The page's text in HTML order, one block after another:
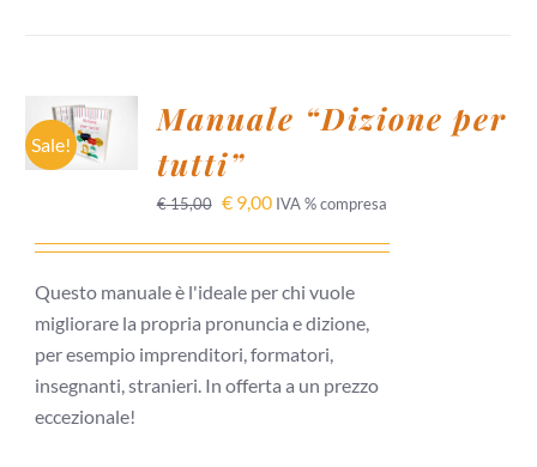
Sale!
AL
CARRELLO
/
Manuale “Dizione per
tutti”
€15,00 €9,00 IVA % compresa
Questo manuale è l'ideale per chi vuole
migliorare la propria pronuncia e dizione,
per esempio imprenditori, formatori,
insegnanti, stranieri. In offerta a un prezzo
eccezionale!